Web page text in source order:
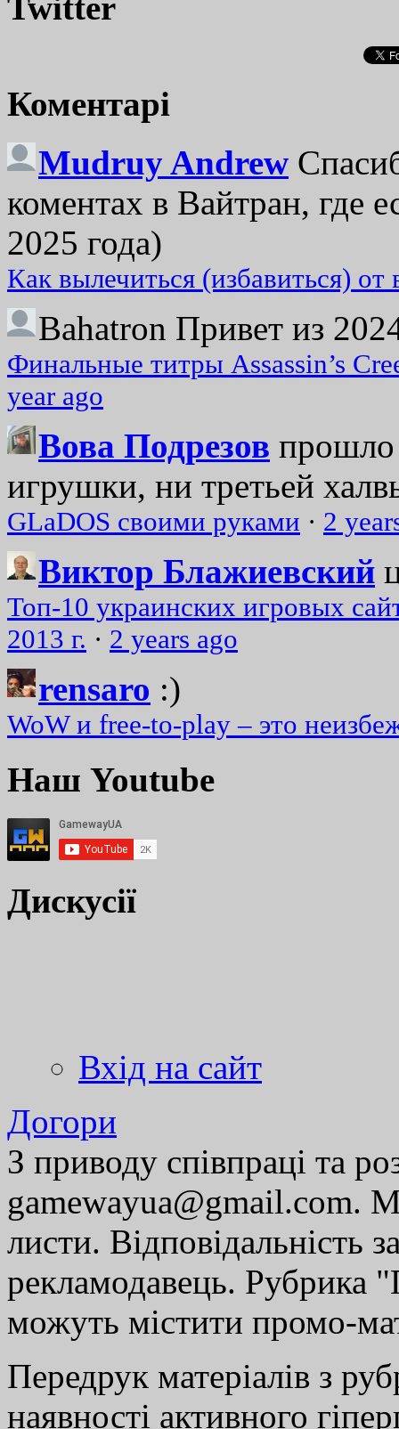
Коментарі
Mudruy Andrew
коментах в Вайтран, где
2025 года)
Как вылечиться (избавиться)
Bahatron Привет из
Финальные титры Assassin’s
year ago
Вова Подрезов прошло
игрушки, ни третьей
GLaDOS своими руками · 2
Виктор Блажиевский
Топ-10 украинских игровых
2013 г. · 2 years ago
rensaro :)
WoW и free-to-play – это
Наш Youtube
Дискусії
Вхід на сайт
Догори
З приводу співпраці та
gamewayua@gmail.com.
листи. Відповідальність
рекламодавець. Рубрика
можуть містити промо-
Передрук матеріалів з
наявності активного